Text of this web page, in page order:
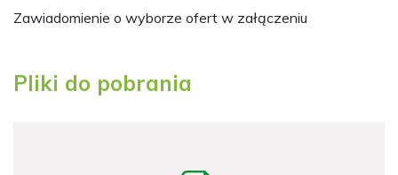
Zawiadomienie o wyborze ofert w załączeniu
Pliki do pobrania